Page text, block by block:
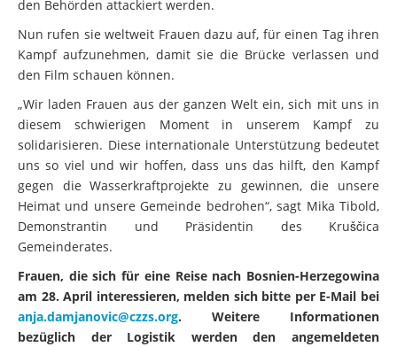
den Behörden attackiert werden.
Nun rufen sie weltweit Frauen dazu auf, für einen Tag ihren
Kampf aufzunehmen, damit sie die Brücke verlassen und
den Film schauen können.
„Wir laden Frauen aus der ganzen Welt ein, sich mit uns in
diesem schwierigen Moment in unserem Kampf zu
solidarisieren. Diese internationale Unterstützung bedeutet
uns so viel und wir hoffen, dass uns das hilft, den Kampf
gegen die Wasserkraftprojekte zu gewinnen, die unsere
Heimat und unsere Gemeinde bedrohen“, sagt Mika Tibold,
Demonstrantin und Präsidentin des Kruščica
Gemeinderates.
Frauen, die sich für eine Reise nach Bosnien-Herzegowina
am 28. April interessieren, melden sich bitte per E-Mail bei
anja.damjanovic@czzs.org. Weitere Informationen
bezüglich der Logistik werden den angemeldeten